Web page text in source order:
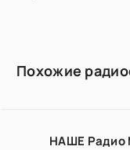
Похожие
НАШЕ Радио